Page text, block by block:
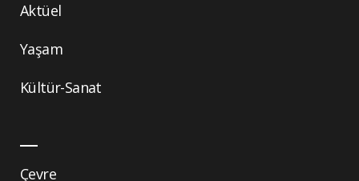
Aktüel
Yaşam
Kültür-Sanat
Çevre